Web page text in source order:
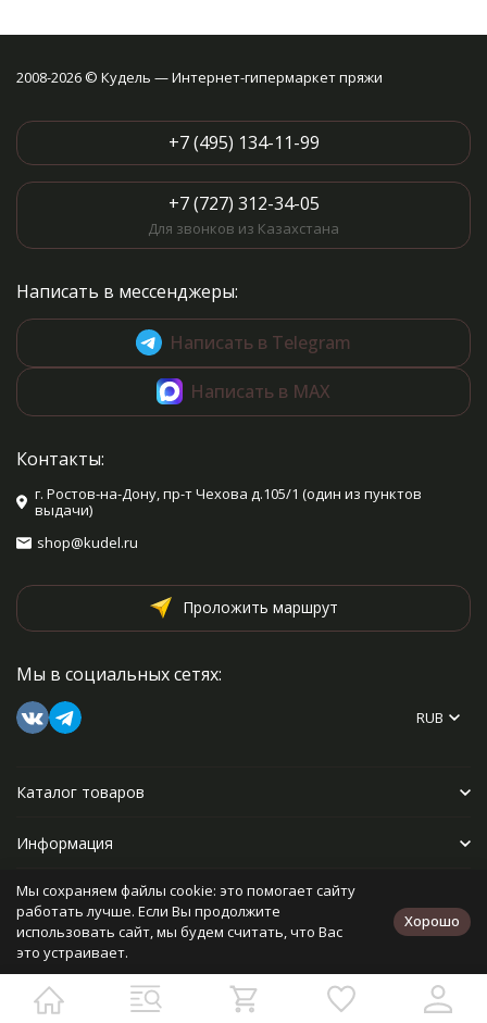
2008-2026 © Кудель — Интернет-гипермаркет пряжи
+7 (495) 134-11-99
+7 (727) 312-34-05
Для звонков из Казахстана
Написать в мессенджеры:
Написать в Telegram
Написать в MAX
Контакты:
г. Ростов-на-Дону, пр-т Чехова д.105/1 (один из пунктов
выдачи)
shop@kudel.ru
Проложить маршрут
Мы в социальных сетях:
RUB
Каталог товаров
Информация
Прочее
Политика персональных данных
Разработано в
bodysite.ru
Мы сохраняем файлы cookie: это помогает сайту
работать лучше. Если Вы продолжите
использовать сайт, мы будем считать, что Вас
это устраивает.
Хорошо